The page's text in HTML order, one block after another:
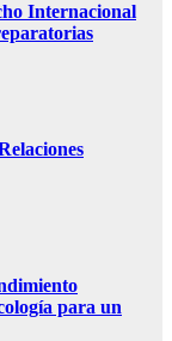
Internacional
para un